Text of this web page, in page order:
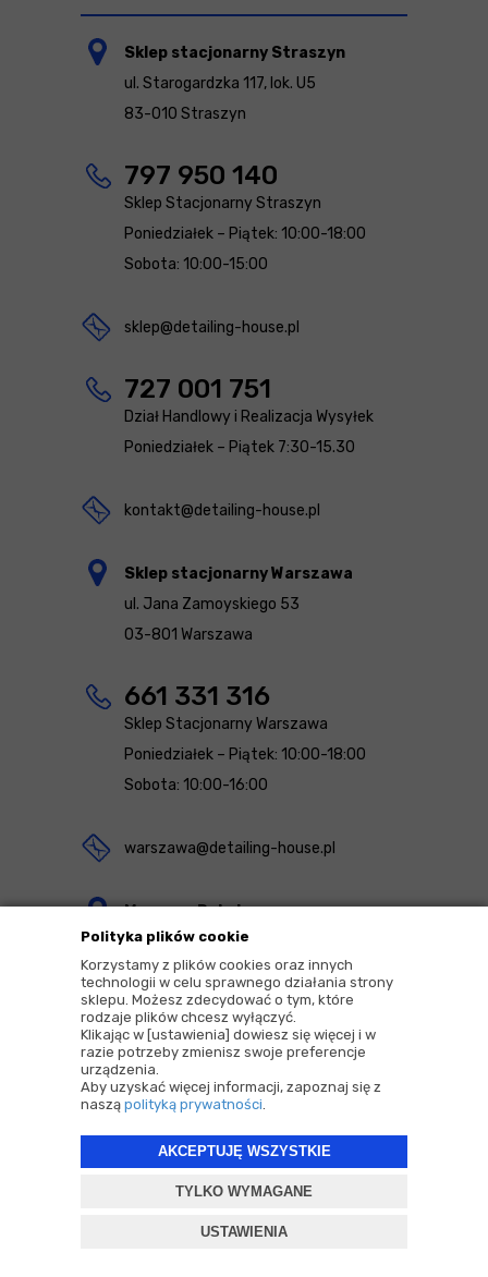
Polityka plików cookie
Korzystamy z plików cookies oraz innych
technologii w celu sprawnego działania strony
sklepu. Możesz zdecydować o tym, które
rodzaje plików chcesz wyłączyć.
Klikając w [ustawienia] dowiesz się więcej i w
razie potrzeby zmienisz swoje preferencje
urządzenia.
Aby uzyskać więcej informacji, zapoznaj się z
naszą polityką prywatności.
AKCEPTUJĘ WSZYSTKIE
TYLKO WYMAGANE
USTAWIENIA
Sklep stacjonarny Straszyn
ul. Starogardzka 117, lok. U5
83-010 Straszyn
797 950 140
Sklep Stacjonarny Straszyn
Poniedziałek – Piątek: 10:00-18:00
Sobota: 10:00-15:00
sklep@detailing-house.pl
727 001 751
Dział Handlowy i Realizacja Wysyłek
Poniedziałek – Piątek 7:30-15.30
kontakt@detailing-house.pl
Sklep stacjonarny Warszawa
ul. Jana Zamoyskiego 53
03-801 Warszawa
661 331 316
Sklep Stacjonarny Warszawa
Poniedziałek – Piątek: 10:00-18:00
Sobota: 10:00-16:00
warszawa@detailing-house.pl
Magazyn Rekcin
Nomos Sp. z o.o. sp.k.
ul. Agrestowa 1
83-010 Rekcin
2026 © Copyrights by |Detailing House